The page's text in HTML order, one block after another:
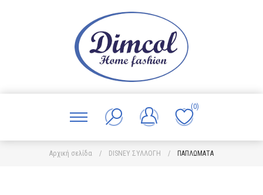
(0)
Αρχική σελίδα / DISNEY ΣΥΛΛΟΓΗ / ΠΑΠΛΩΜΑΤΑ